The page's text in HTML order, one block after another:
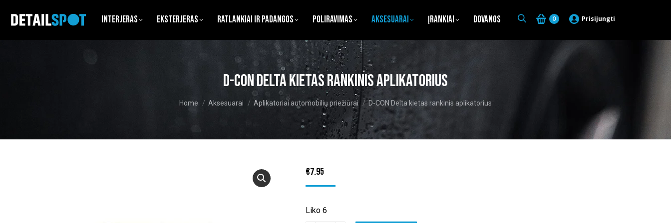
Interjeras Eksterjeras Ratlankiai ir Padangos Poliravimas Aksesuarai Įrankiai Dovanos 0 Prisijungti
D-CON Delta kietas rankinis aplikatorius
You are here:
Home Aksesuarai Aplikatoriai automobilių priežiūrai D-CON Delta kietas rankinis aplikatorius
€7.95
Liko 6